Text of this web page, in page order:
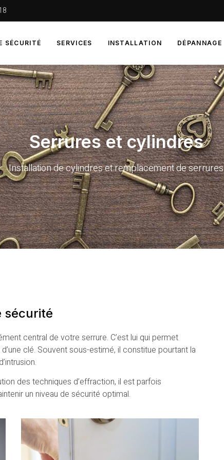
SÉCURITÉ SERVICES INSTALLATION DÉPANNAGE
Serrures et cylindres
Installation de cylindres et remplacement de serrures
sécurité
central de votre serrure. C’est lui qui permet
clé. Souvent sous-estimé, il constitue pourtant la
des techniques d’effraction, il est parfois
un niveau de sécurité optimal.